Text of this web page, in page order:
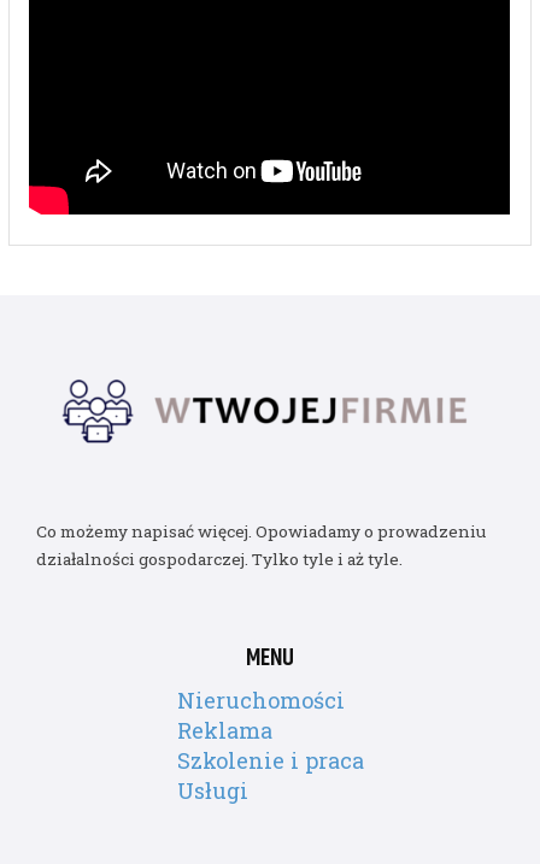
Co możemy napisać więcej. Opowiadamy o prowadzeniu
działalności gospodarczej. Tylko tyle i aż tyle.
MENU
Nieruchomości
Reklama
Szkolenie i praca
Usługi